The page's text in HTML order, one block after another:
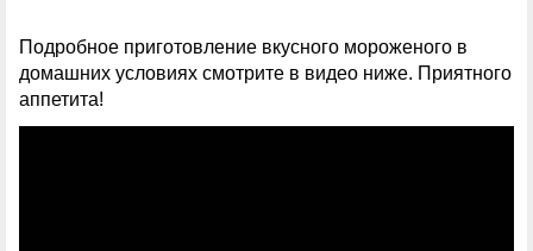
Подробное приготовление вкусного мороженого в
домашних условиях смотрите в видео ниже. Приятного
аппетита!